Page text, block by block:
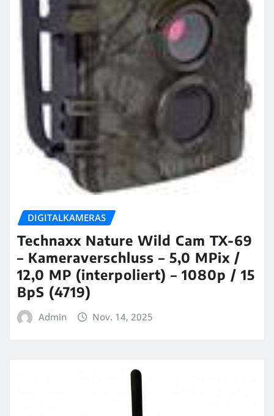
DIGITALKAMERAS
Technaxx Nature Wild Cam TX-69
– Kameraverschluss – 5,0 MPix /
12,0 MP (interpoliert) – 1080p / 15
BpS (4719)
Admin Nov. 14, 2025